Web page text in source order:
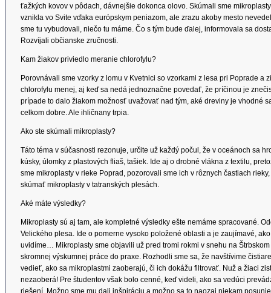
ťažkých kovov v pôdach, dávnejšie dokonca olovo. Skúmali sme
vznikla vo Svite vďaka európskym peniazom, ale zrazu akoby mesto
sme tu vybudovali, niečo tu máme. Čo s tým bude ďalej, informovala sa
Rozvíjali občianske zručnosti.
Kam žiakov priviedlo meranie chlorofylu?
Porovnávali sme vzorky z lomu v Kvetnici so vzorkami z lesa pri Poprade a
chlorofylu menej, aj keď sa nedá jednoznačne povedať, že príčinou je
prípade to dalo žiakom možnosť uvažovať nad tým, aké dreviny je vhodné
celkom dobre. Ale ihličnany trpia.
Ako ste skúmali mikroplasty?
Táto téma v súčasnosti rezonuje, určite už každý počul, že v oceánoch sa
kúsky, úlomky z plastových fliaš, tašiek. Ide aj o drobné vlákna z textilu,
sme mikroplasty v rieke Poprad, pozorovali sme ich v rôznych častiach
skúmať mikroplasty v tatranských plesách.
Aké máte výsledky?
Mikroplasty sú aj tam, ale kompletné výsledky ešte nemáme spracované.
Velického plesa. Ide o pomerne vysoko položené oblasti a je zaujímavé,
uvidíme… Mikroplasty sme objavili už pred tromi rokmi v snehu na
skromnej výskumnej práce do praxe. Rozhodli sme sa, že navštívime
vedieť, ako sa mikroplastmi zaoberajú, či ich dokážu filtrovať. Nuž a žiaci
nezaoberá! Pre študentov však bolo cenné, keď videli, ako sa vedúci
riešení. Možno sme mu dali inšpiráciu a možno sa to naozaj niekam